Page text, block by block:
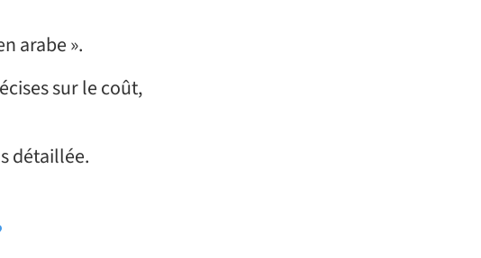
arabe ».
sur le coût,
détaillée.